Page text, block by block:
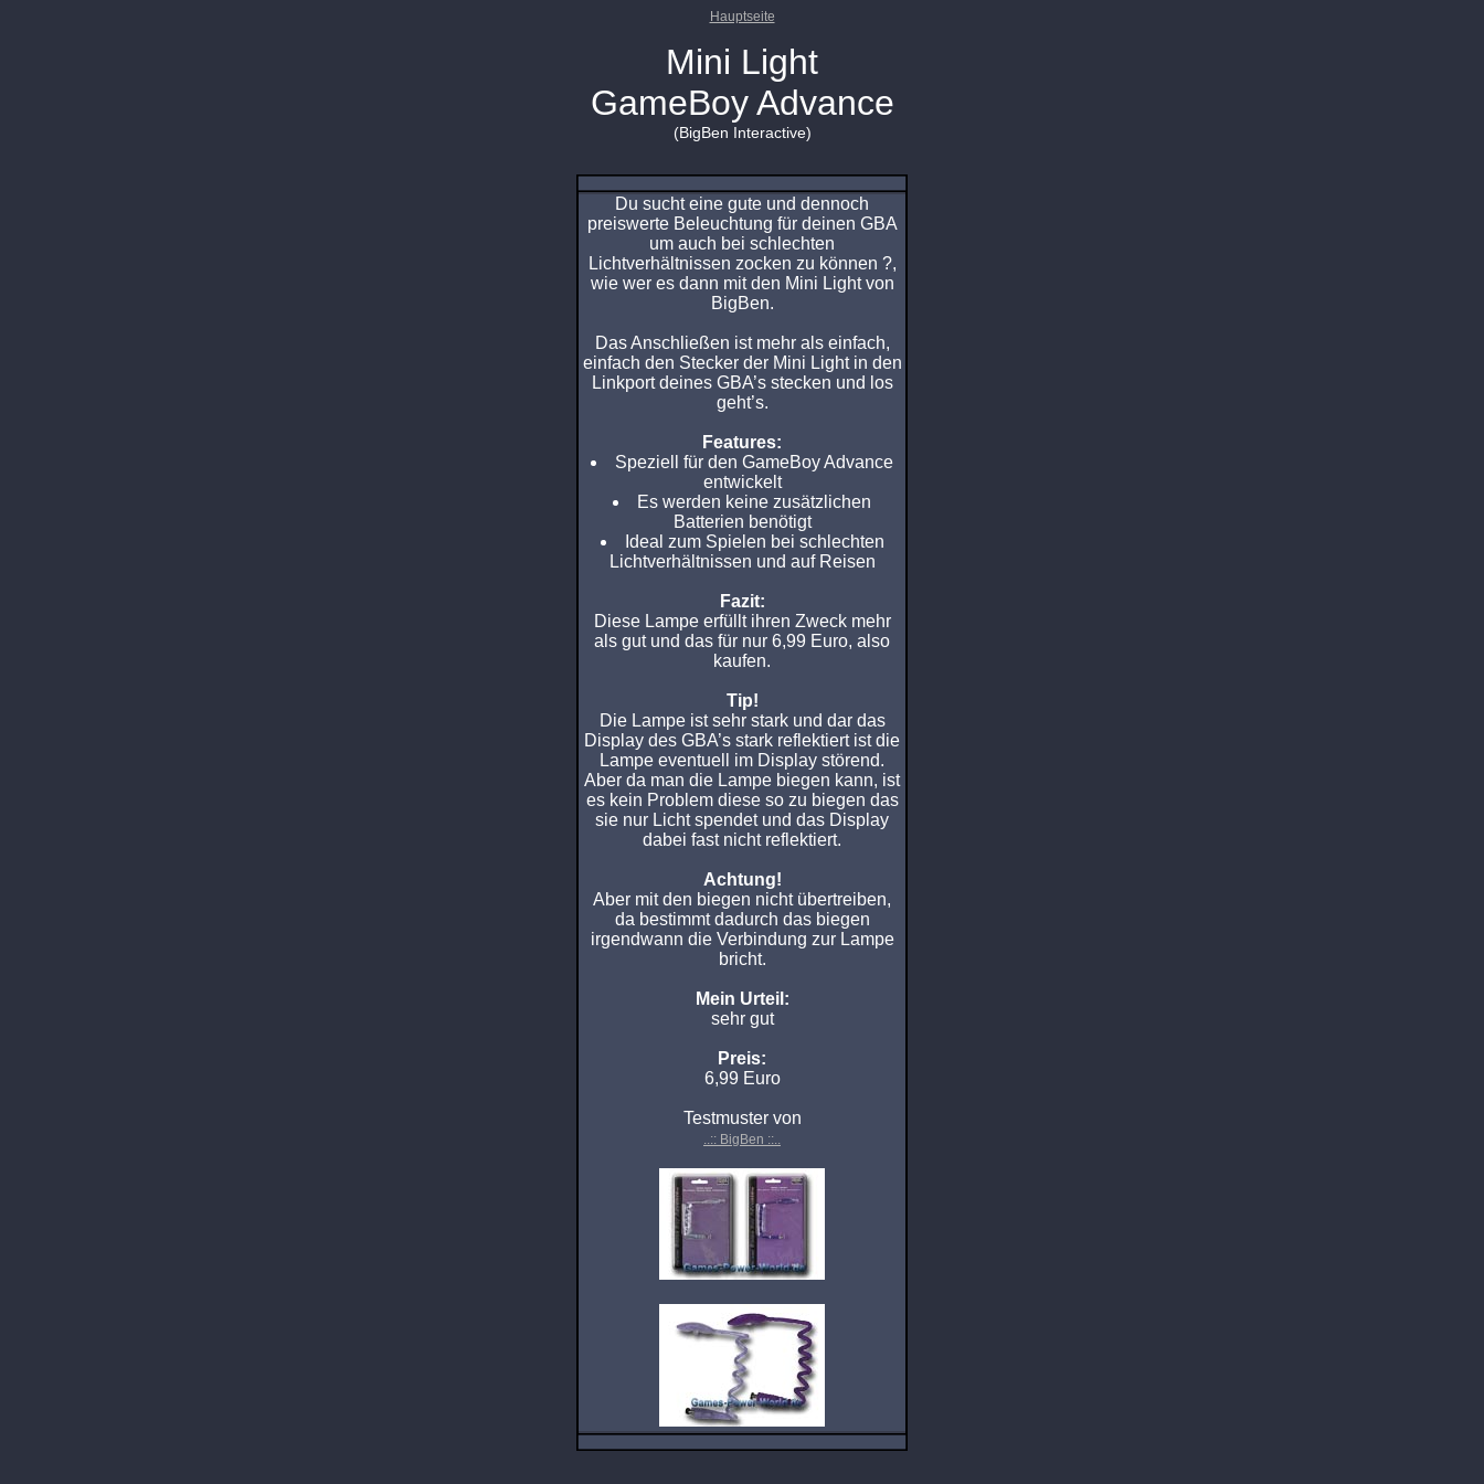
Hauptseite
Mini Light
GameBoy Advance
(BigBen Interactive)
Du sucht eine gute und dennoch
preiswerte Beleuchtung für deinen GBA
um auch bei schlechten
Lichtverhältnissen zocken zu können ?,
wie wer es dann mit den Mini Light von
BigBen.
Das Anschließen ist mehr als einfach,
einfach den Stecker der Mini Light in den
Linkport deines GBA’s stecken und los
geht’s.
Features:
Speziell für den GameBoy Advance
entwickelt
Es werden keine zusätzlichen
Batterien benötigt
Ideal zum Spielen bei schlechten
Lichtverhältnissen und auf Reisen
Fazit:
Diese Lampe erfüllt ihren Zweck mehr
als gut und das für nur 6,99 Euro, also
kaufen.
Tip!
Die Lampe ist sehr stark und dar das
Display des GBA’s stark reflektiert ist die
Lampe eventuell im Display störend.
Aber da man die Lampe biegen kann, ist
es kein Problem diese so zu biegen das
sie nur Licht spendet und das Display
dabei fast nicht reflektiert.
Achtung!
Aber mit den biegen nicht übertreiben,
da bestimmt dadurch das biegen
irgendwann die Verbindung zur Lampe
bricht.
Mein Urteil:
sehr gut
Preis:
6,99 Euro
Testmuster von
..:: BigBen ::..